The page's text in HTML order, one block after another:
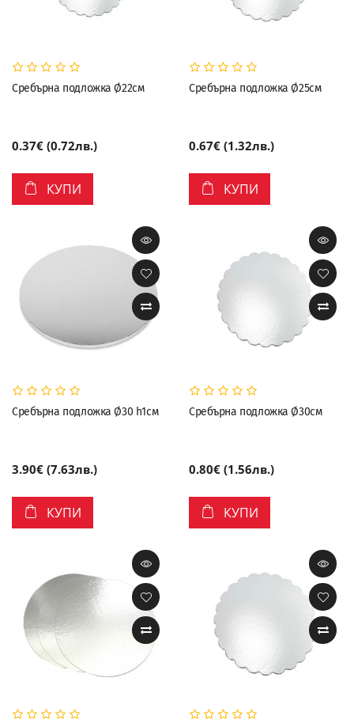
Сребърна подложка Ø22см
0.37€ (0.72лв.)
КУПИ
Сребърна подложка Ø25см
0.67€ (1.32лв.)
КУПИ
Сребърна подложка Ø30 h1см
3.90€ (7.63лв.)
КУПИ
Сребърна подложка Ø30см
0.80€ (1.56лв.)
КУПИ